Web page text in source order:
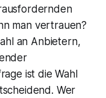
man vertrauen?
an Anbietern,
ist die Wahl
Wer